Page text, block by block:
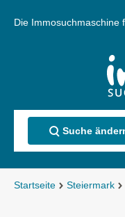
Die Immosuchmaschine
Suche
Startseite Steiermark